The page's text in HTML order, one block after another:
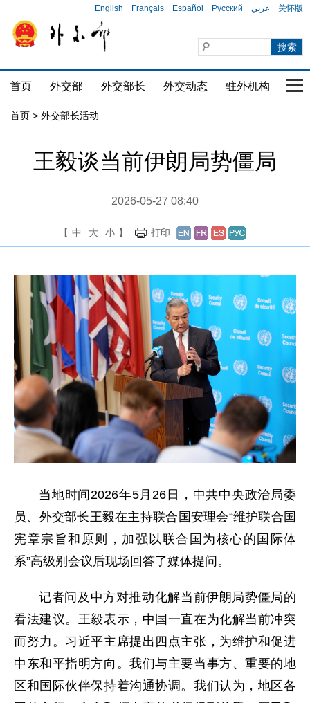
English Français Español Русский عربي 关怀版
首页 外交部 外交部长 外交动态 驻外机构 国
首页 > 外交部长活动
王毅谈当前伊朗局势僵局
2026-05-27 08:40
【 中 大 小 】 打印
当地时间2026年5月26日，中共中央政治局委
员、外交部长王毅在主持联合国安理会“维护联合国
宪章宗旨和原则，加强以联合国为核心的国际体
系”高级别会议后现场回答了媒体提问。
记者问及中方对推动化解当前伊朗局势僵局的
看法建议。王毅表示，中国一直在为化解当前冲突
而努力。习近平主席提出四点主张，为维护和促进
中东和平指明方向。我们与主要当事方、重要的地
区和国际伙伴保持着沟通协调。我们认为，地区各